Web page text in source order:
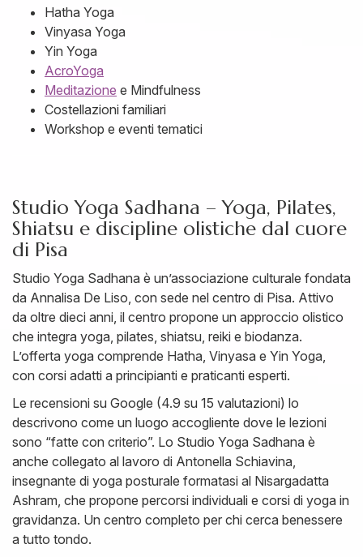
Hatha Yoga
Vinyasa Yoga
Yin Yoga
AcroYoga
Meditazione e Mindfulness
Costellazioni familiari
Workshop e eventi tematici
Studio Yoga Sadhana – Yoga, Pilates,
Shiatsu e discipline olistiche dal cuore
di Pisa
Studio Yoga Sadhana è un’associazione culturale fondata
da Annalisa De Liso, con sede nel centro di Pisa. Attivo
da oltre dieci anni, il centro propone un approccio olistico
che integra yoga, pilates, shiatsu, reiki e biodanza.
L’offerta yoga comprende Hatha, Vinyasa e Yin Yoga,
con corsi adatti a principianti e praticanti esperti.
Le recensioni su Google (4.9 su 15 valutazioni) lo
descrivono come un luogo accogliente dove le lezioni
sono “fatte con criterio”. Lo Studio Yoga Sadhana è
anche collegato al lavoro di Antonella Schiavina,
insegnante di yoga posturale formatasi al Nisargadatta
Ashram, che propone percorsi individuali e corsi di yoga in
gravidanza. Un centro completo per chi cerca benessere
a tutto tondo.